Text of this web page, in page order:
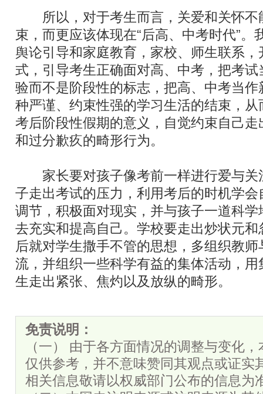
所以，对于考生而言，关爱和关怀不
束，而更应该体现在“后高、中考时代”。
舆论引导和家庭教育，家校、师生联系
式，引导考生正确面对高、中考，把考
验而不是阶段性的标志，把高、中考当
种严谨、约束性强的学习生活的结束，
考后阶段性假期的意义，自觉约束自己
和过分歉疚的畸形行为。
家长要对孩子像考前一样进行爱与关
子走出考试的压力，利用考后的时机学
调节，积极面对现实，并与孩子一道科
去充实和提高自己。学校要走出炒状元
后就对学生撒手不管的思想，多组织教
流，并组织一些科学有益的集体活动，
生走出紧张、焦灼以及放纵的畸形。
免责说明：
（一） 由于各方面情况的调整与变化
仅供参考，并不意味赞同其观点或证实
相关信息敬请以权威部门公布的信息为